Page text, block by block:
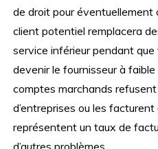
de droit pour éventuellement
client potentiel remplacera
service inférieur pendant
devenir le fournisseur à
comptes marchands
d’entreprises ou les
représentent un taux de
d’autres problèmes.